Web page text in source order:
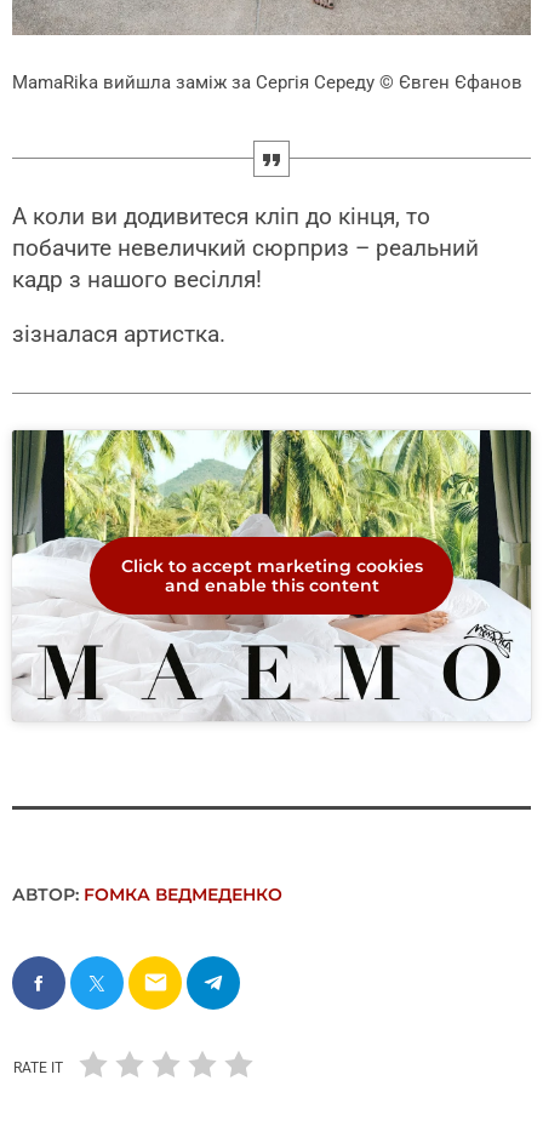
MamaRika вийшла заміж за Сергія Середу © Євген Єфанов
А коли ви додивитеся кліп до кінця, то
побачите невеличкий сюрприз – реальний
кадр з нашого весілля!
зізналася артистка.
Click to accept marketing cookies
and enable this content
АВТОР: FОMКА ВЕДМЕДЕНКО
email
RATE IT